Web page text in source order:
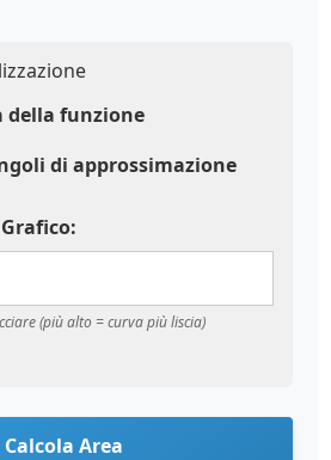
della funzione
di approssimazione
(più alto = curva più liscia)
Calcola Area